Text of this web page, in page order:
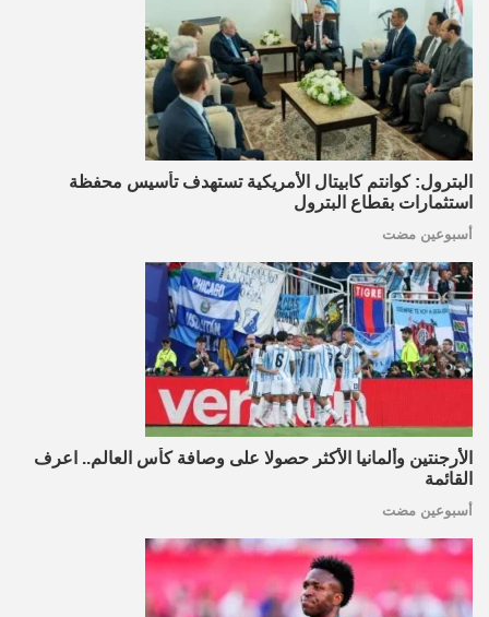
البترول: كوانتم كابيتال الأمريكية تستهدف تأسيس محفظة
استثمارات بقطاع البترول
أسبوعين مضت
الأرجنتين وألمانيا الأكثر حصولا على وصافة كأس العالم.. اعرف
القائمة
أسبوعين مضت